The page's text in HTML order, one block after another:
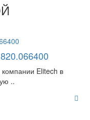
Elitech в
..